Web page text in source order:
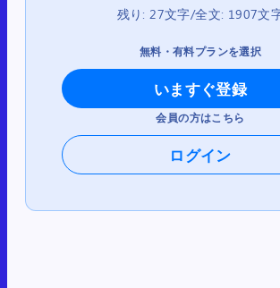
残り: 27文字/全文: 1907文
無料・有料プランを選択
いますぐ登録
会員の方はこちら
ログイン